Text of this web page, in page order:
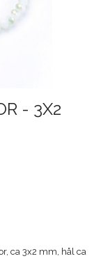
- 3X2
ca 3x2 mm, hål ca